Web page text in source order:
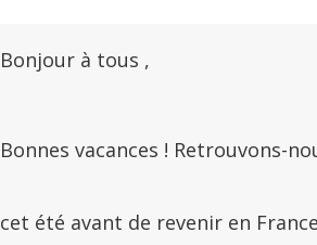
Bonjour à tous ,
Bonnes vacances ! Retrouvons-
cet été avant de revenir en